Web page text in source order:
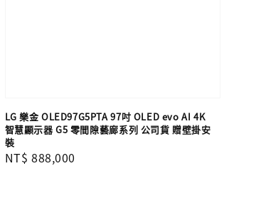
LG 樂金 OLED97G5PTA 97吋 OLED evo AI 4K
智慧顯示器 G5 零間隙藝廊系列 公司貨 贈壁掛安
裝
Regular
NT$ 888,000